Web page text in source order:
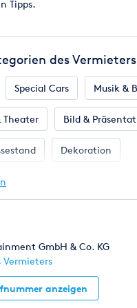
Tipps.
des Vermieters
Special Cars Musik &
Theater Bild &
Dekoration
Attraktionen
GmbH & Co. KG
Vermieters
anzeigen